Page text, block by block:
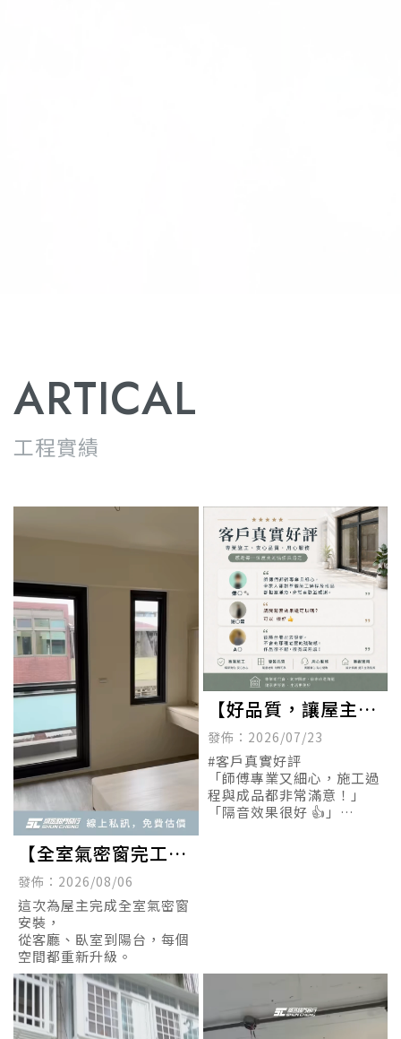
工程實績
【全室氣密窗完工】
讓家的質感一次到位
發佈：2026/08/06
這次為屋主完成全室氣密窗
安裝，
從客廳、臥室到陽台，每個
空間都重新升級。
【好品質，讓屋主親
自替我們說話 ⭐】
發佈：2026/07/23
#客戶真實好評
「師傅專業又細心，施工過
程與成品都非常滿意！」
「隔音效果很好 👍」